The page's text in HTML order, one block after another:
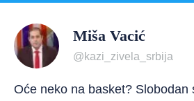
Miša Vacić
@kazi_zivela_srbija
Oće neko na basket? Slobodan